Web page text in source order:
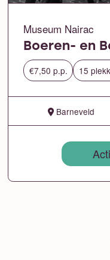
Museum Nairac
Boeren- en
€7,50 p.p. 15
Barneveld